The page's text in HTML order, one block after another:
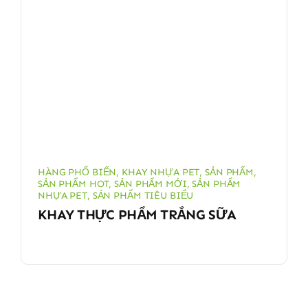
HÀNG PHỔ BIẾN, KHAY NHỰA PET,SẢN PHẨM,
SẢN PHẨM HOT,SẢN PHẨM MỚI,SẢN PHẨM
NHỰA PET, SẢN PHẨM TIÊU BIỂU
KHAY THỰC PHẨM TRẮNG SỮA